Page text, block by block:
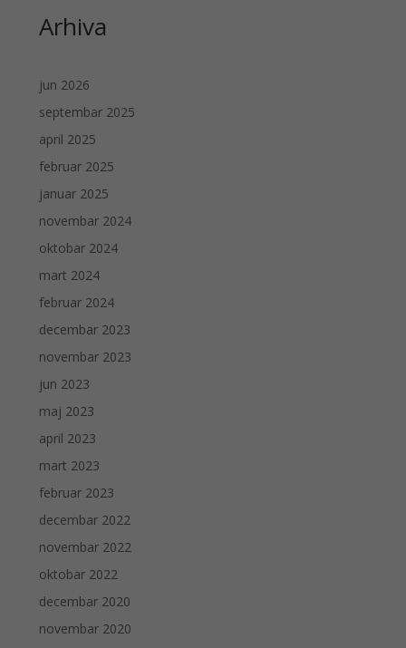
Arhiva
jun 2026
septembar 2025
april 2025
februar 2025
januar 2025
novembar 2024
oktobar 2024
mart 2024
februar 2024
decembar 2023
novembar 2023
jun 2023
maj 2023
april 2023
mart 2023
februar 2023
decembar 2022
novembar 2022
oktobar 2022
decembar 2020
novembar 2020